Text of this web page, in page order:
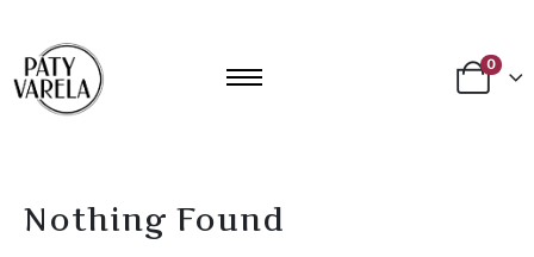
0
Nothing Found